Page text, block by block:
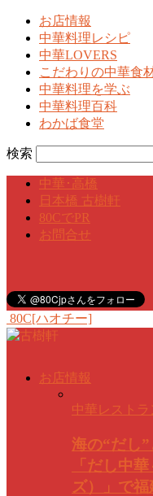
お店情報
中華料理レシピ
中華LOVERS
こだわりの中華食
中華料理を学ぶ
中華料理百科
わかば食堂
検索
中華･高橋
日本橋 古樹軒
80CでPR
お問合せ
80C[ハオチー]
お店情報
中華レストラ
海の“だし
「だし中
ズ）」で